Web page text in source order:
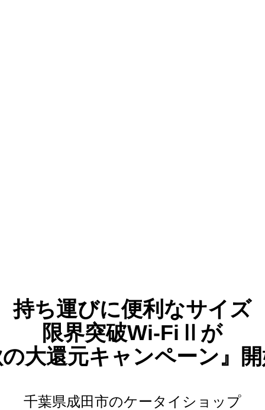
持ち運びに便利なサイズ
限界突破Wi-FiⅡが
大還元キャンペーン』
千葉県成田市のケータイショップ